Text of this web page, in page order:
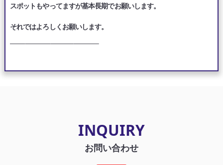
スポットもやってますが基本長期でお願いします。
それではよろしくお願いします。
INQUIRY
お問い合わせ